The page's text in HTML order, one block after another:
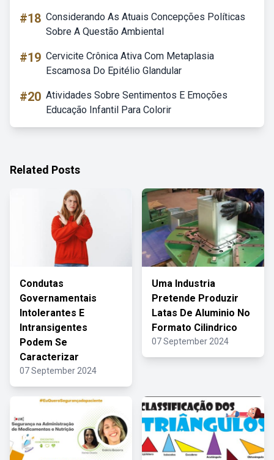
#18 Considerando As Atuais Concepções Políticas
Sobre A Questão Ambiental
#19 Cervicite Crônica Ativa Com Metaplasia
Escamosa Do Epitélio Glandular
#20 Atividades Sobre Sentimentos E Emoções
Educação Infantil Para Colorir
Related Posts
Condutas
Governamentais
Intolerantes E
Intransigentes
Podem Se
Caracterizar
07 September 2024
Uma Industria
Pretende Produzir
Latas De Aluminio No
Formato Cilindrico
07 September 2024